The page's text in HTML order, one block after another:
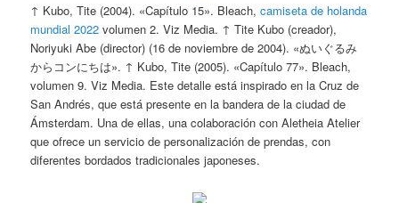
↑ Kubo, Tite (2004). «Capítulo 15». Bleach,camiseta de holanda
mundial 2022 volumen 2. Viz Media. ↑ Tite Kubo (creador),
Noriyuki Abe (director) (16 de noviembre de 2004). «ぬいぐるみ
からコンにちは». ↑ Kubo, Tite (2005). «Capítulo 77». Bleach,
volumen 9. Viz Media. Este detalle está inspirado en la Cruz de
San Andrés, que está presente en la bandera de la ciudad de
Ámsterdam. Una de ellas, una colaboración con Aletheia Atelier
que ofrece un servicio de personalización de prendas, con
diferentes bordados tradicionales japoneses.